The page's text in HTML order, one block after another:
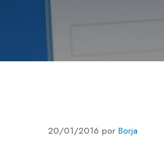
20/01/2016 por Borja